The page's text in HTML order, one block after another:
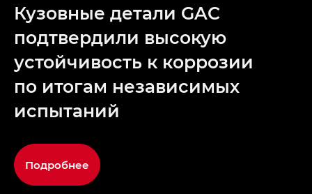
Кузовные детали GAC
подтвердили высокую
устойчивость к коррозии
по итогам независимых
испытаний
Подробнее